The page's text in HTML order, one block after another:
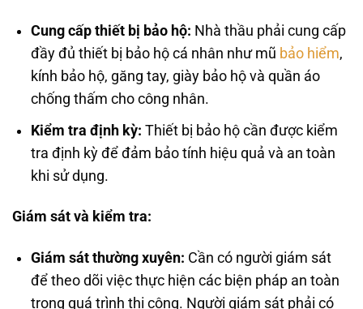
Cung cấp thiết bị bảo hộ: Nhà thầu phải cung cấp
đầy đủ thiết bị bảo hộ cá nhân như mũ bảo hiểm,
kính bảo hộ, găng tay, giày bảo hộ và quần áo
chống thấm cho công nhân.
Kiểm tra định kỳ: Thiết bị bảo hộ cần được kiểm
tra định kỳ để đảm bảo tính hiệu quả và an toàn
khi sử dụng.
Giám sát và kiểm tra:
Giám sát thường xuyên: Cần có người giám sát
để theo dõi việc thực hiện các biện pháp an toàn
trong quá trình thi công. Người giám sát phải có